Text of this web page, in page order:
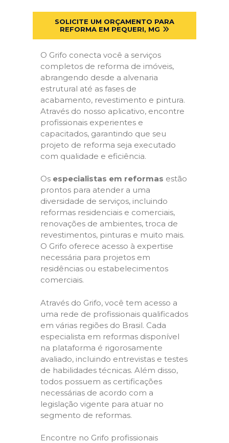
SOLICITE UM ORÇAMENTO PARA
REFORMA EM PEQUERI, MG
O Grifo conecta você a serviços
completos de reforma de imóveis,
abrangendo desde a alvenaria
estrutural até as fases de
acabamento, revestimento e pintura.
Através do nosso aplicativo, encontre
profissionais experientes e
capacitados, garantindo que seu
projeto de reforma seja executado
com qualidade e eficiência.
Os especialistas em reformas estão
prontos para atender a uma
diversidade de serviços, incluindo
reformas residenciais e comerciais,
renovações de ambientes, troca de
revestimentos, pinturas e muito mais.
O Grifo oferece acesso à expertise
necessária para projetos em
residências ou estabelecimentos
comerciais.
Através do Grifo, você tem acesso a
uma rede de profissionais qualificados
em várias regiões do Brasil. Cada
especialista em reformas disponível
na plataforma é rigorosamente
avaliado, incluindo entrevistas e testes
de habilidades técnicas. Além disso,
todos possuem as certificações
necessárias de acordo com a
legislação vigente para atuar no
segmento de reformas.
Encontre no Grifo profissionais